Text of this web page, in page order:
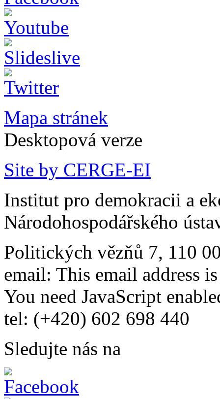
Mapa stránek
Desktopová verze
Site by CERGE-EI
Institut pro demokracii a
Národohospodářského
Politických vězňů 7, 110
email: This email address
You need JavaScript
tel: (+420) 602 698 440
Sledujte nás na